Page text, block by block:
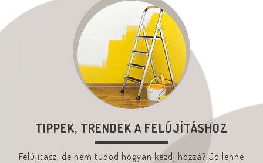
TIPPEK, TRENDEK A FELÚJÍTÁSHOZ
Felújítasz, de nem tudod hogyan kezdj hozzá? Jó lenne